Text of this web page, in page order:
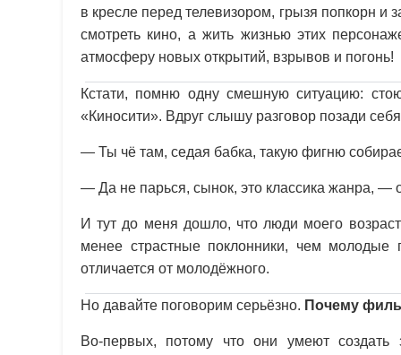
в кресле перед телевизором, грызя попкорн
смотреть кино, а жить жизнью этих
атмосферу новых открытий, взрывов и погонь!
Кстати, помню одну смешную ситуацию:
«Киносити». Вдруг слышу разговор позади
— Ты чё там, седая бабка, такую фигню
— Да не парься, сынок, это классика жанра, —
И тут до меня дошло, что люди моего
менее страстные поклонники, чем
отличается от молодёжного.
Но давайте поговорим серьёзно. Почему
Во-первых, потому что они умеют